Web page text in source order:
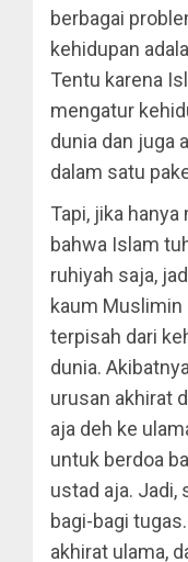
berbagai
kehidupan
Tentu karena
mengatur
dunia dan juga
dalam satu
Tapi, jika hanya
bahwa Islam
ruhiyah saja,
kaum Muslimin
terpisah dari
dunia.
urusan akhirat
aja deh ke
untuk berdoa
ustad aja. Jadi,
bagi-bagi
akhirat ulama,